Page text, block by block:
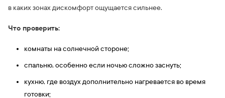
в каких зонах дискомфорт ощущается сильнее.
Что проверить:
комнаты на солнечной стороне;
спальню, особенно если ночью сложно заснуть;
кухню, где воздух дополнительно нагревается во время
готовки;